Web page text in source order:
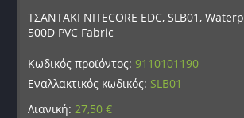
ΤΣΑΝΤΑΚΙ NITECORE EDC, SLB01,
500D PVC Fabric
Κωδικός προϊόντος:9110101190
Εναλλακτικός κωδικός: SLB01
Λιανική:27,50€